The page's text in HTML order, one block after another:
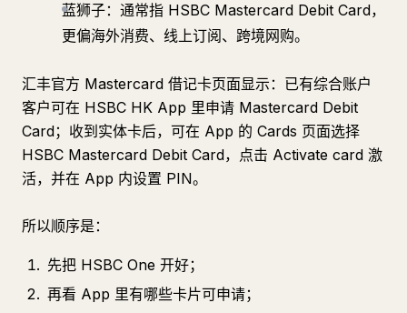
蓝狮子：通常指 HSBC Mastercard Debit Card，
更偏海外消费、线上订阅、跨境网购。
汇丰官方 Mastercard 借记卡页面显示：已有综合账户
客户可在 HSBC HK App 里申请 Mastercard Debit
Card；收到实体卡后，可在 App 的 Cards 页面选择
HSBC Mastercard Debit Card，点击 Activate card 激
活，并在 App 内设置 PIN。
所以顺序是：
先把 HSBC One 开好；
再看 App 里有哪些卡片可申请；